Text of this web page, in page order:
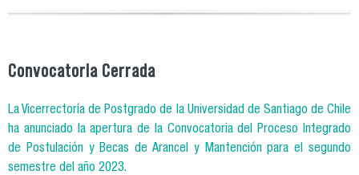
Convocatoria Cerrada
La Vicerrectoría de Postgrado de la Universidad de Santiago de Chile
ha anunciado la apertura de la Convocatoria del Proceso Integrado
de Postulación y Becas de Arancel y Mantención para el segundo
semestre del año 2023.